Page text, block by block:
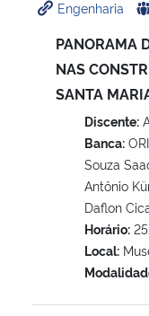
Engenharia
PANORAMA
NAS
SANTA
Discente:
Banca:
Souza
Antônio
Daflon
Horário:
Local: